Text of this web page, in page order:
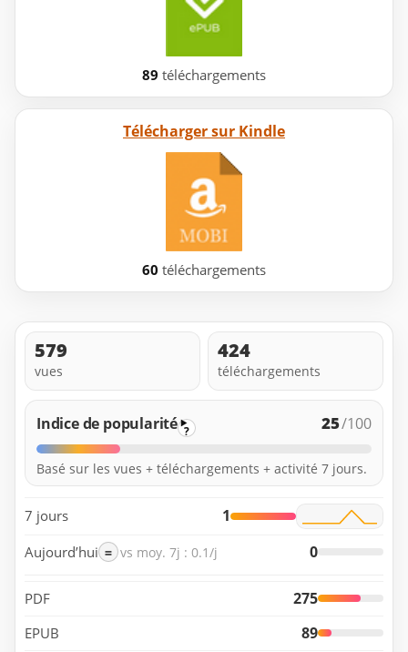
89 téléchargements
Télécharger sur Kindle
60 téléchargements
579
vues
424
téléchargements
Indice de popularité ? 25/100
Basé sur les vues + téléchargements + activité 7 jours.
7 jours 1
Aujourd’hui = vs moy. 7j : 0.1/j 0
PDF 275
EPUB 89